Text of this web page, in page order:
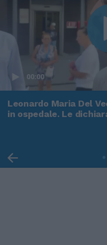
00:00
Leonardo Maria Del
in ospedale. Le